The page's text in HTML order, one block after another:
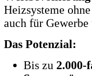
Heizsysteme
auch für
Das Potenzial:
Bis zu 2.000-